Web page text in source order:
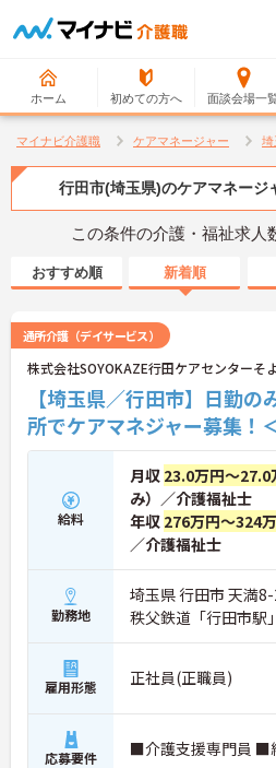
ホーム 初めての方へ 面談会場一
マイナビ介護職 ケアマネージャー 埼
行田市(埼玉県)のケアマネージ
この条件の介護・福祉求人
おすすめ順 新着順
通所介護（デイサービス）
株式会社SOYOKAZE行田ケアセンターそ
【埼玉県／行田市】日勤
所でケアマネジャー募集！
給料
月収 23.0万円～27.0
み）／介護福祉士
年収 276万円～324
／介護福祉士
勤務地
埼玉県 行田市 天満
秩父鉄道「行田市駅
雇用形態 正社員(正職員)
応募要件 ■介護支援専門員 ■